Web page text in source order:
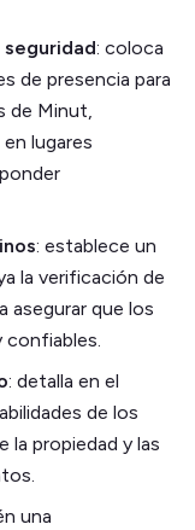
: coloca
de presencia para
de Minut,
lugares
: establece un
la verificación de
asegurar que los
confiables.
: detalla en el
de los
la propiedad y las
una